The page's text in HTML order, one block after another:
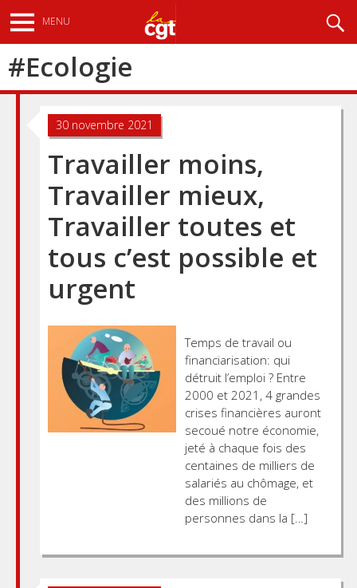
au
contenu
principal
MENU
#Ecologie
30 novembre 2021
Travailler moins,
Travailler mieux,
Travailler toutes et
tous c’est possible et
urgent
Temps de travail ou
financiarisation: qui
détruit l’emploi ? Entre
2000 et 2021, 4 grandes
crises financières auront
secoué notre économie,
jeté à chaque fois des
centaines de milliers de
salariés au chômage, et
des millions de
personnes dans la […]